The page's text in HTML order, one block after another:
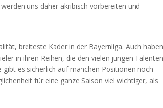
uns daher akribisch vorbereiten und
breiteste Kader in der Bayernliga. Auch haben
in ihren Reihen, die den vielen jungen Talenten
es sicherlich auf manchen Positionen noch
für eine ganze Saison viel wichtiger, als